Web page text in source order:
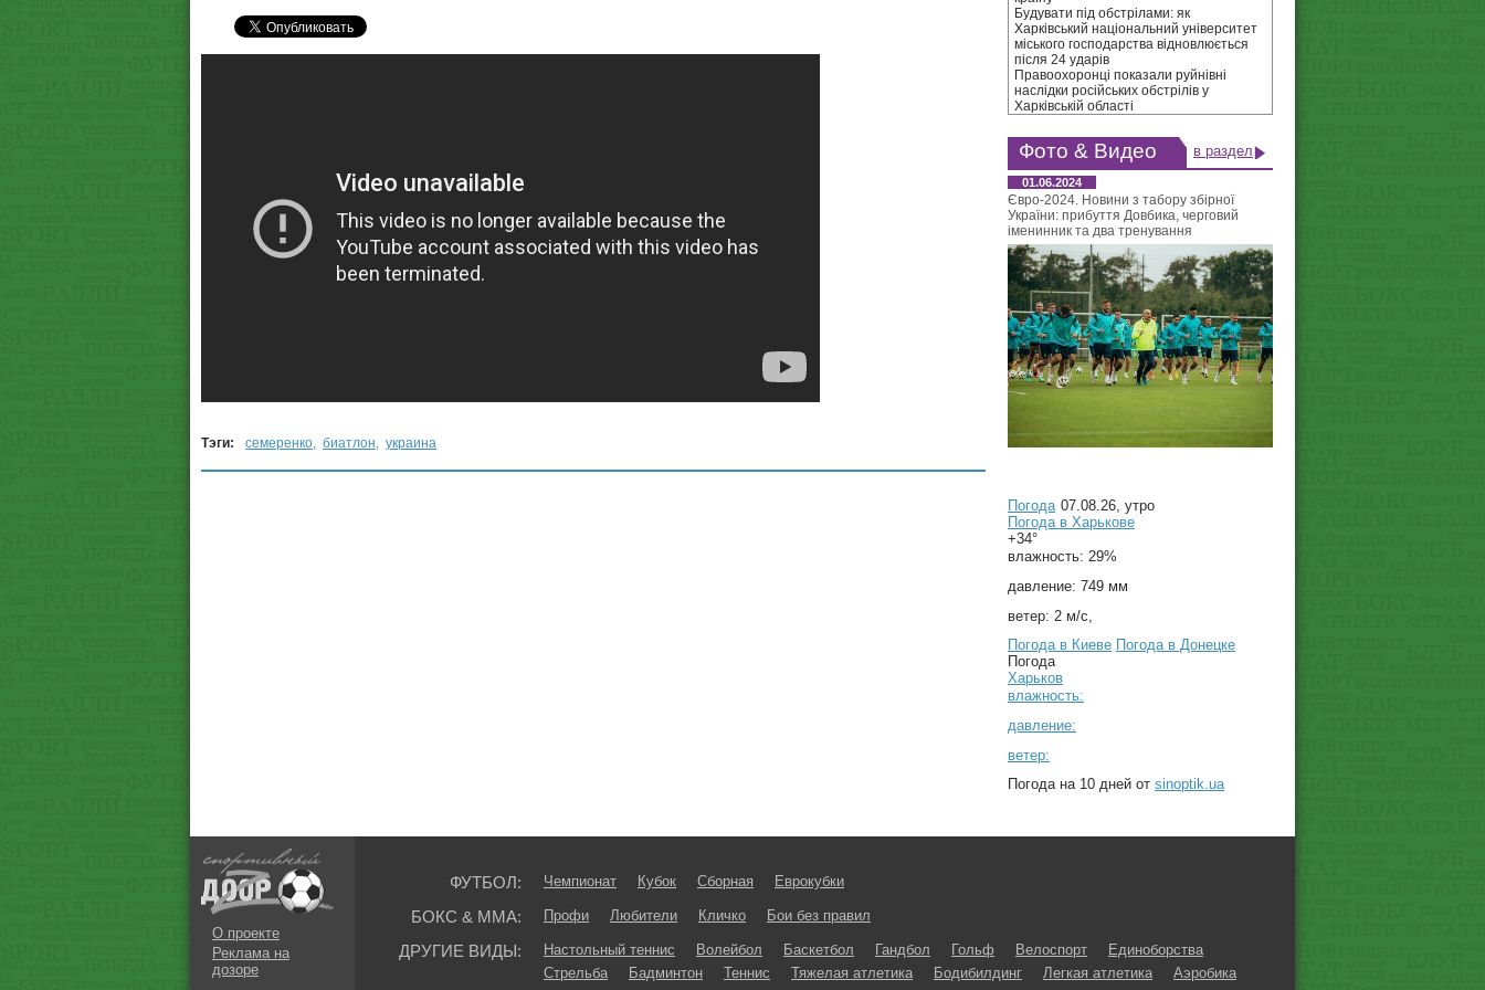
Тэги: семеренко, биатлон, украина
Будувати під обстрілами: як
Харківський національний університет
міського господарства відновлюється
після 24 ударів
Правоохоронці показали руйнівні
наслідки російських обстрілів у
Харківській області
Фото & Видео в раздел
01.06.2024
Євро-2024. Новини з табору збірної
України: прибуття Довбика, черговий
іменинник та два тренування
Погода 07.08.26, утро
Погода в Харькове
+34°
влажность: 29%
давление: 749 мм
ветер: 2 м/с,
Погода в Киеве Погода в Донецке
Погода
Харьков
влажность:
давление:
ветер:
Погода на 10 дней от sinoptik.ua
О проекте
Реклама на
дозоре
ФУТБОЛ: Чемпионат Кубок Сборная Еврокубки
БОКС & ММА: Профи Любители Кличко Бои без правил
ДРУГИЕ ВИДЫ: Настольный теннис Волейбол Баскетбол Гандбол Гольф Велоспорт
Единоборства
Стрельба
Бадминтон Теннис Тяжелая атлетика Бодибилдинг Легкая атлетика
Аэробика